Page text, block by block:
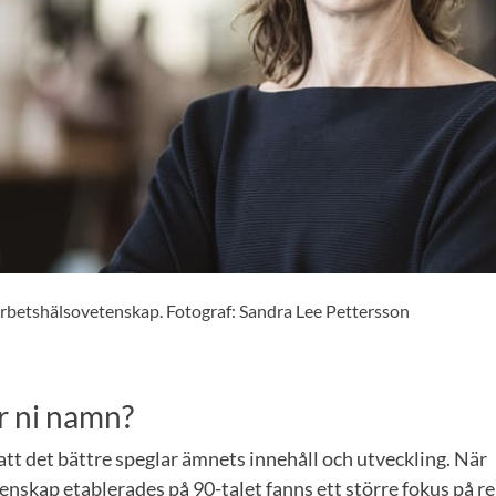
Fotograf: Sandra Lee Pettersson
ni namn?
det bättre speglar ämnets innehåll och utveckling. När
etablerades på 90-talet fanns ett större fokus på